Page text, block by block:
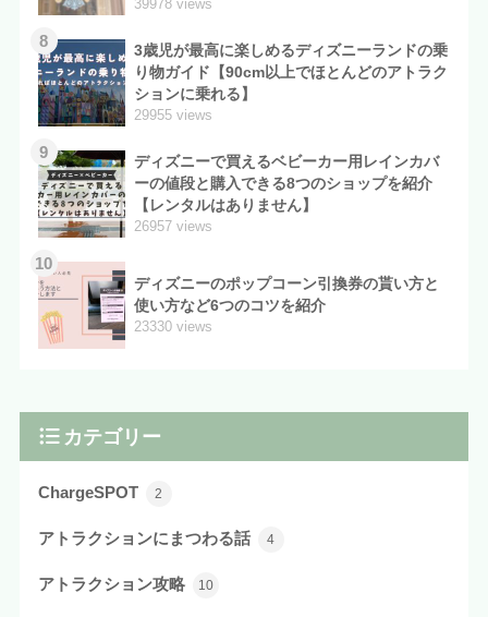
39978 views
8
3歳児が最高に楽しめるディズニーランドの乗
り物ガイド【90cm以上でほとんどのアトラク
ションに乗れる】
29955 views
9
ディズニーで買えるベビーカー用レインカバ
ーの値段と購入できる8つのショップを紹介
【レンタルはありません】
26957 views
10
ディズニーのポップコーン引換券の貰い方と
使い方など6つのコツを紹介
23330 views
カテゴリー
ChargeSPOT 2
アトラクションにまつわる話 4
アトラクション攻略 10